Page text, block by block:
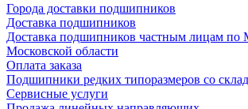
Города доставки подшипников
Доставка подшипников
Доставка подшипников частным лицам по
Московской области
Оплата заказа
Подшипники редких типоразмеров со
Сервисные услуги